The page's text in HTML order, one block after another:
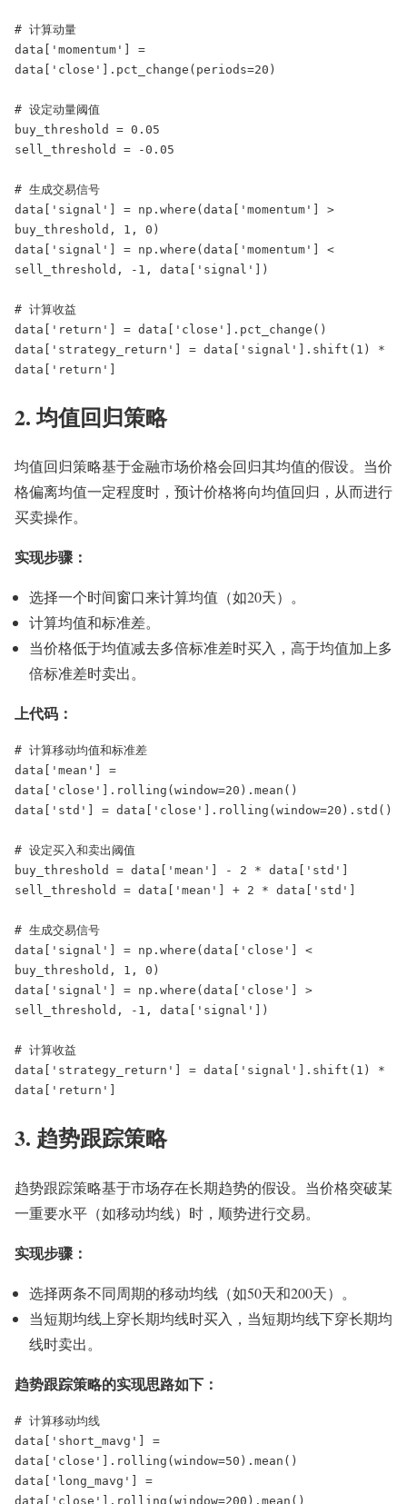
# 计算动量
data['momentum'] =
data['close'].pct_change(periods=20)
# 设定动量阈值
buy_threshold = 0.05
sell_threshold = -0.05
# 生成交易信号
data['signal'] = np.where(data['momentum'] >
buy_threshold, 1, 0)
data['signal'] = np.where(data['momentum'] <
sell_threshold, -1, data['signal'])
# 计算收益
data['return'] = data['close'].pct_change()
data['strategy_return'] = data['signal'].shift(1) *
data['return']
2. 均值回归策略
均值回归策略基于金融市场价格会回归其均值的假设。当价
格偏离均值一定程度时，预计价格将向均值回归，从而进行
买卖操作。
实现步骤：
选择一个时间窗口来计算均值（如20天）。
计算均值和标准差。
当价格低于均值减去多倍标准差时买入，高于均值加上多
倍标准差时卖出。
上代码：
# 计算移动均值和标准差
data['mean'] =
data['close'].rolling(window=20).mean()
data['std'] = data['close'].rolling(window=20).std()
# 设定买入和卖出阈值
buy_threshold = data['mean'] - 2 * data['std']
sell_threshold = data['mean'] + 2 * data['std']
# 生成交易信号
data['signal'] = np.where(data['close'] <
buy_threshold, 1, 0)
data['signal'] = np.where(data['close'] >
sell_threshold, -1, data['signal'])
# 计算收益
data['strategy_return'] = data['signal'].shift(1) *
data['return']
3. 趋势跟踪策略
趋势跟踪策略基于市场存在长期趋势的假设。当价格突破某
一重要水平（如移动均线）时，顺势进行交易。
实现步骤：
选择两条不同周期的移动均线（如50天和200天）。
当短期均线上穿长期均线时买入，当短期均线下穿长期均
线时卖出。
趋势跟踪策略的实现思路如下：
# 计算移动均线
data['short_mavg'] =
data['close'].rolling(window=50).mean()
data['long_mavg'] =
data['close'].rolling(window=200).mean()